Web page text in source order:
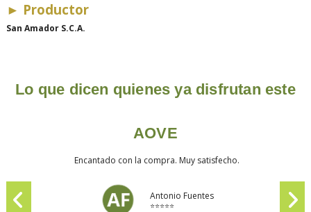
► Productor
San Amador S.C.A.
Lo que dicen quienes ya disfrutan este
AOVE
Encantado con la compra. Muy satisfecho.
Antonio Fuentes
⭐⭐⭐⭐⭐